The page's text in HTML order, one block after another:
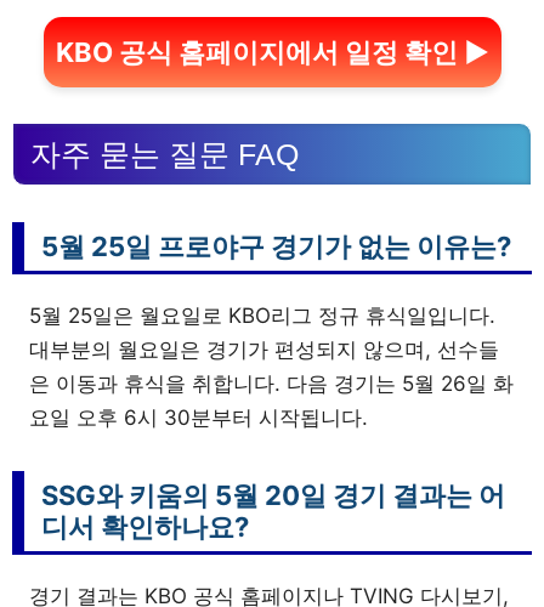
KBO 공식 홈페이지에서 일정 확인 ▶
자주 묻는 질문 FAQ
5월 25일 프로야구 경기가 없는 이유는?
5월 25일은 월요일로 KBO리그 정규 휴식일입니다.
대부분의 월요일은 경기가 편성되지 않으며, 선수들
은 이동과 휴식을 취합니다. 다음 경기는 5월 26일 화
요일 오후 6시 30분부터 시작됩니다.
SSG와 키움의 5월 20일 경기 결과는 어
디서 확인하나요?
경기 결과는 KBO 공식 홈페이지나 TVING 다시보기,